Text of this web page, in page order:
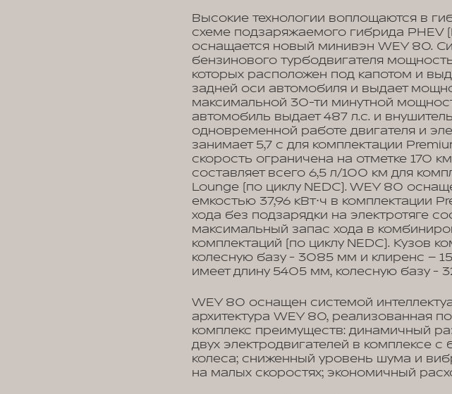
Высокие технологии воплощаются в
схеме подзаряжаемого гибрида PHEV
оснащается новый минивэн WEY 80.
бензинового турбодвигателя
которых расположен под капотом и
задней оси автомобиля и выдает
максимальной 30-ти минутной
автомобиль выдает 487 л.с. и
одновременной работе двигателя и
занимает 5,7 с для комплектации
скорость ограничена на отметке 170
составляет всего 6,5 л/100 км для
Lounge (по циклу NEDC). WEY 80
емкостью 37,96 кВт⋅ч в комплектации
хода без подзарядки на электротяге
максимальный запас хода в
комплектаций (по циклу NEDC). Кузов
колесную базу - 3085 мм и клиренс –
имеет длину 5405 мм, колесную базу -
WEY 80 оснащен системой
архитектура WEY 80, реализованная
комплекс преимуществ: динамичный
двух электродвигателей в комплексе
колеса; сниженный уровень шума и
на малых скоростях; экономичный